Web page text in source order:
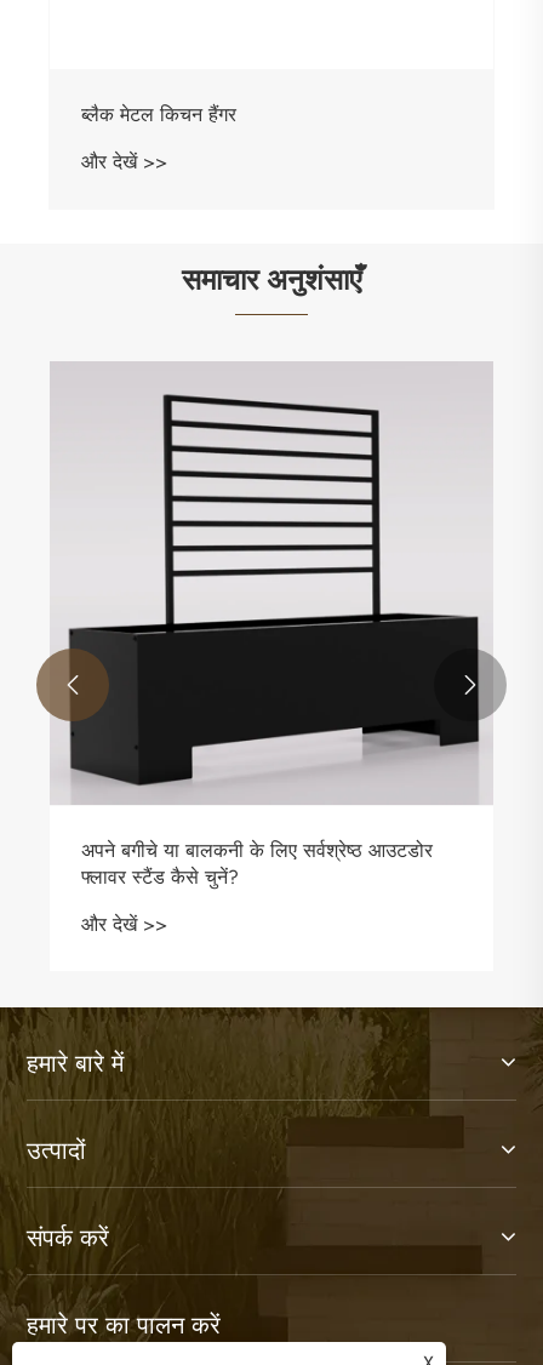
ब्लैक मेटल किचन हैंगर
और देखें >>
समाचार अनुशंसाएँ
अपने बगीचे या बालकनी के लिए सर्वश्रेष्ठ आउटडोर
फ्लावर स्टैंड कैसे चुनें?
और देखें >>
 
हमारे बारे में
उत्पादों
संपर्क करें
हमारे पर का पालन करें